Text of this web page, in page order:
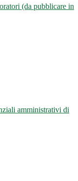
(da pubblicare in
amministrativi di